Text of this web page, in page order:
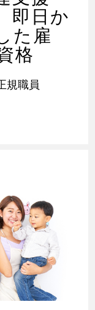
日か
た雇
格
規職員